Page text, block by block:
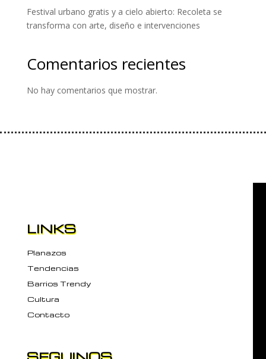
Festival urbano gratis y a cielo abierto: Recoleta se
transforma con arte, diseño e intervenciones
Comentarios recientes
No hay comentarios que mostrar.
LINKS
Planazos
Tendencias
Barrios Trendy
Cultura
Contacto